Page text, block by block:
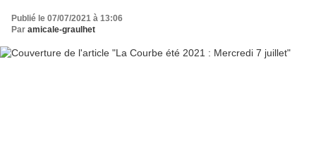
Publié le 07/07/2021 à 13:06
Par amicale-graulhet